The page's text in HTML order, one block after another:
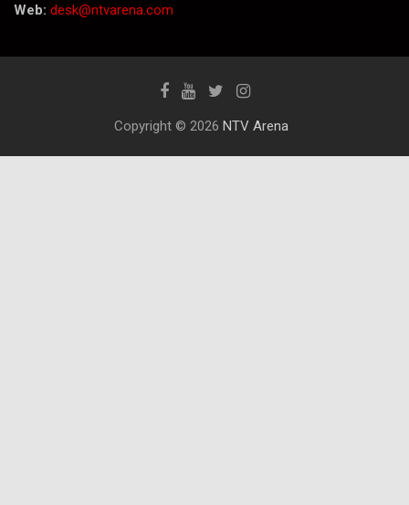
Web: desk@ntvarena.com
Copyright © 2026 NTV Arena